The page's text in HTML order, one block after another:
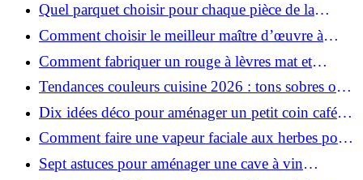
Quel parquet choisir pour chaque pièce de la
maison ?
Comment choisir le meilleur maître d’œuvre à
Grenoble en 2026 ?
Comment fabriquer un rouge à lèvres mat et
hydratant fait maison ?
Tendances couleurs cuisine 2026 : tons sobres ou
colorés, que choisir ?
Dix idées déco pour aménager un petit coin café
chez soi
Comment faire une vapeur faciale aux herbes pour
une peau plus saine et rajeunie ?
Sept astuces pour aménager une cave à vin